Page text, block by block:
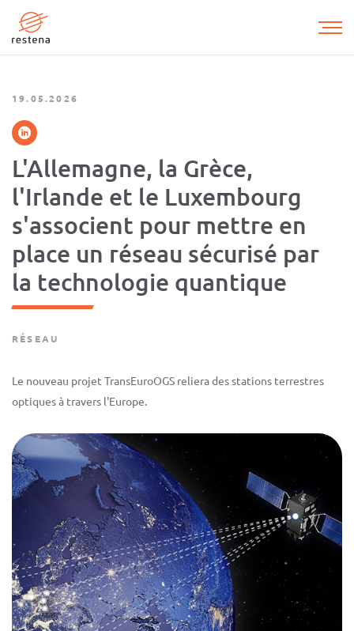
contenu
19.05.2026
L'Allemagne, la Grèce,
l'Irlande et le Luxembourg
s'associent pour mettre en
place un réseau sécurisé par
la technologie quantique
RÉSEAU
Le nouveau projet TransEuroOGS reliera des stations terrestres
optiques à travers l'Europe.